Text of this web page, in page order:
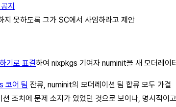
지
지 못하도록 그가 SC에서 사임하라고 제안
기로 표결하여 nixpkgs 기여자 numinit을 새 모더레이
코어 팀 잔류, numinit의 모더레이션 팀 합류 모두 가결
조치에 문제 소지가 있었던 것으로 보이나, 명시적이